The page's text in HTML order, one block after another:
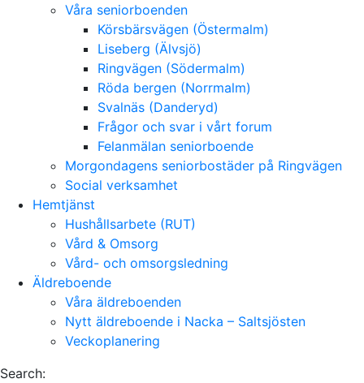
Våra seniorboenden
Körsbärsvägen (Östermalm)
Liseberg (Älvsjö)
Ringvägen (Södermalm)
Röda bergen (Norrmalm)
Svalnäs (Danderyd)
Frågor och svar i vårt forum
Felanmälan seniorboende
Morgondagens seniorbostäder på Ringvägen
Social verksamhet
Hemtjänst
Hushållsarbete (RUT)
Vård & Omsorg
Vård- och omsorgsledning
Äldreboende
Våra äldreboenden
Nytt äldreboende i Nacka – Saltsjösten
Veckoplanering
Search: